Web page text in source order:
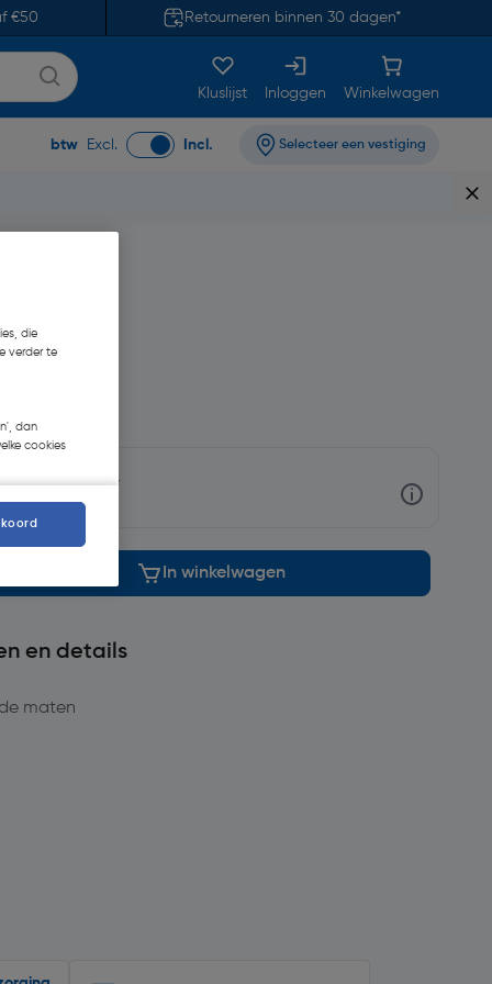
€50 Retourneren binnen 30 dagen*
Kluslijst Inloggen Winkelwagen
btw Excl. Incl. Selecteer een vestiging
3-5 werkdagen.
In winkelwagen
en details
maten
die
verder te
dan
cookies